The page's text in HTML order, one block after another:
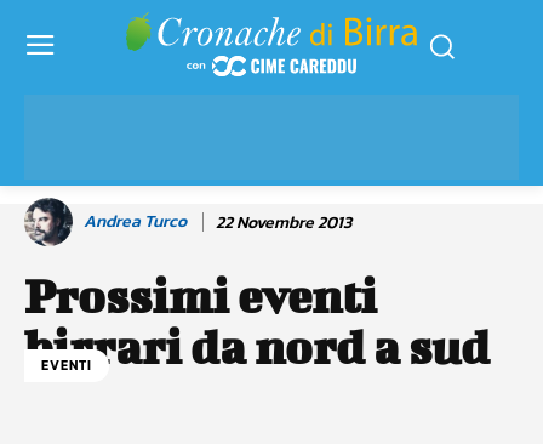
Andrea Turco 22 Novembre 2013
Prossimi eventi
birrari da nord a sud
EVENTI